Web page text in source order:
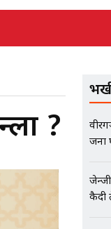
?
जना
कैदी